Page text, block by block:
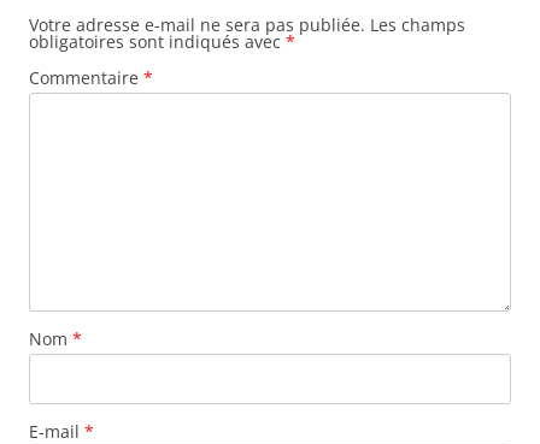
Votre adresse e-mail ne sera pas publiée. Les champs
obligatoires sont indiqués avec *
Commentaire *
Nom *
E-mail *